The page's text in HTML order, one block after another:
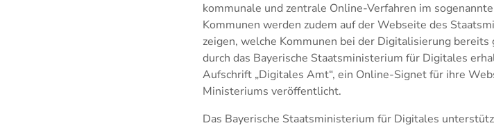
kommunale und zentrale Online-Verfahren im
Kommunen werden zudem auf der Webseite des
zeigen, welche Kommunen bei der Digitalisierung
durch das Bayerische Staatsministerium für Digitales
Aufschrift „Digitales Amt“, ein Online-Signet für ihre
Ministeriums veröffentlicht.
Das Bayerische Staatsministerium für Digitales